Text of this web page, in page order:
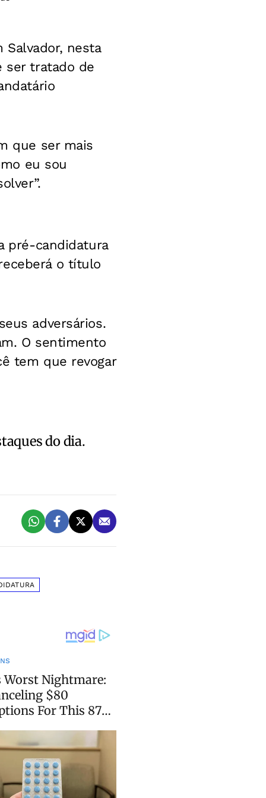
Salvador, nesta
ser tratado de
que ser mais
eu sou
pré-candidatura
o título
adversários.
O sentimento
tem que revogar
do dia.